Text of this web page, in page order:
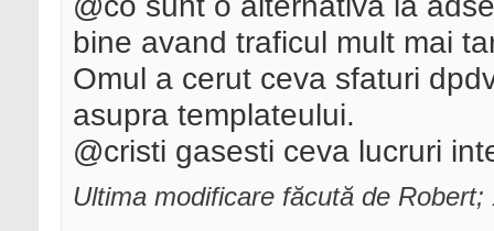
bine avand traficul mult mai
Omul a cerut ceva sfaturi
asupra templateului.
@cristi gasesti ceva lucruri
Ultima modificare făcută de